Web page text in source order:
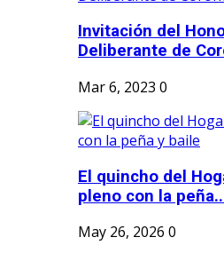
Invitación del
Deliberante de
Mar 6, 2023 0
El quincho del
pleno con la
May 26, 2026 0